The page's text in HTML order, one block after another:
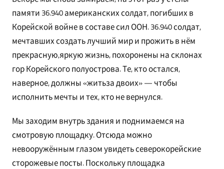
памяти 36.940 американских солдат, погибших в
Корейской войне в составе сил ООН. 36.940 солдат,
мечтавших создать лучший мир и прожить в нём
прекрасную,яркую жизнь, похоронены на склонах
гор Корейского полуострова. Те, кто остался,
наверное, должны «житьза двоих» — чтобы
исполнить мечты и тех, кто не вернулся.
Мы заходим внутрь здания и поднимаемся на
смотровую площадку. Отсюда можно
невооружённым глазом увидеть северокорейские
сторожевые посты. Поскольку площадка